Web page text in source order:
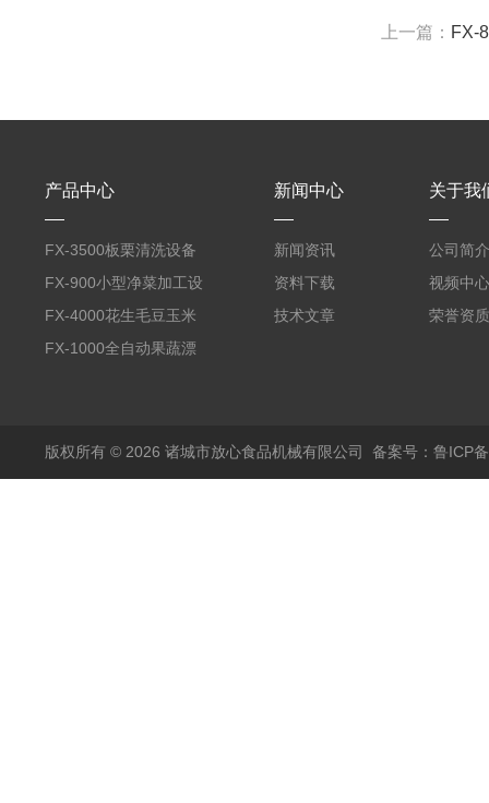
上一篇： FX-
产品中心
FX-3500板栗清洗设备
全自动气泡清洗机
FX-900小型净菜加工设
备野菜清洗机
FX-4000花生毛豆玉米
蒸煮漂烫机
FX-1000全自动果蔬漂
新闻中心
新闻资讯
资料下载
技术文章
关于我
公司简介
视频中心
荣誉资质
版权所有 © 2026 诸城市放心食品机械有限公司 备案号：鲁ICP